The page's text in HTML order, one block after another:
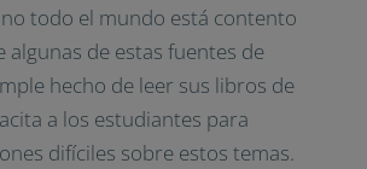
todo el mundo está contento
algunas de estas fuentes de
hecho de leer sus libros de
a los estudiantes para
difíciles sobre estos temas.